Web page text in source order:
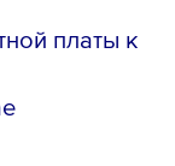
платы к